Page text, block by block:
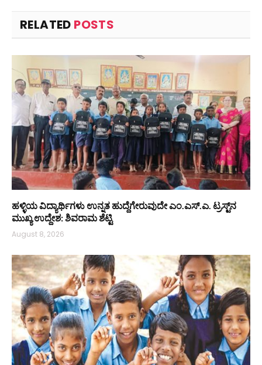
RELATED POSTS
ಹಳ್ಳಿಯ ವಿದ್ಯಾರ್ಥಿಗಳು ಉನ್ನತ ಹುದ್ದೆಗೇರುವುದೇ ಎಂ.ಎಸ್.ಎ. ಟ್ರಸ್ಟ್‌ನ
ಮುಖ್ಯ ಉದ್ದೇಶ: ಶಿವರಾಮ ಶೆಟ್ಟಿ
August 8, 2026